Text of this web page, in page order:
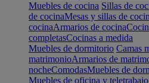
Muebles de cocina Sillas de
de cocinaMesas y sillas de
cocinaArmarios de cocina
completasCocinas a medida
Muebles de dormitorio Camas
matrimonioArmarios de
nocheComodasMuebles de
Muebles de oficina y teletrabajo